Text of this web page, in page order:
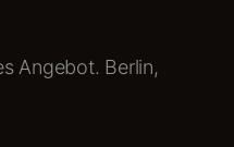
Angebot. Berlin,